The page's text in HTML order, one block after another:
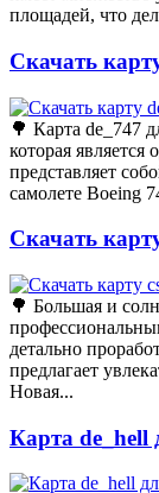
площадей, что
Скачать
🌳 Карта de_747
которая
представляет
самолете Boeing
Скачать
🌳 Большая и
детально
предлагает
Новая...
Карта de_hell